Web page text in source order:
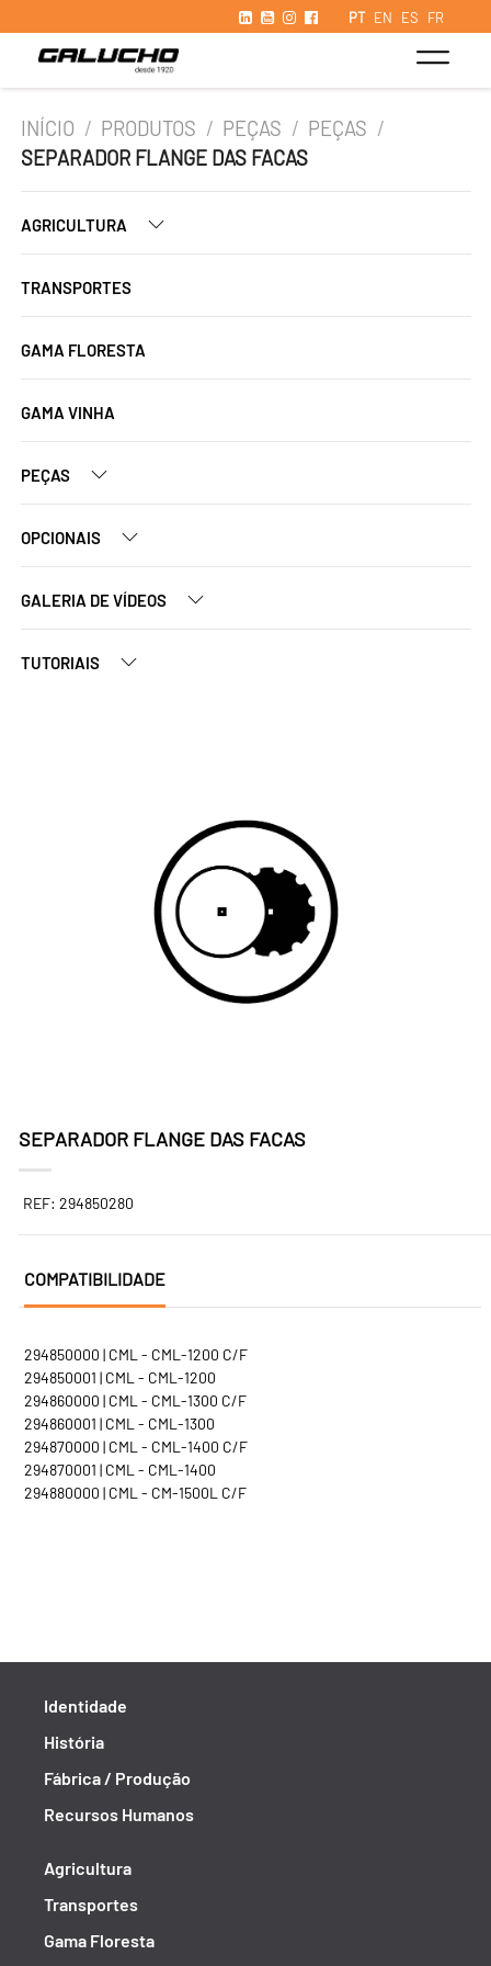
PT EN ES FR
INÍCIO / PRODUTOS / PEÇAS / PEÇAS /
SEPARADOR FLANGE DAS FACAS
AGRICULTURA
TRANSPORTES
GAMA FLORESTA
GAMA VINHA
PEÇAS
OPCIONAIS
GALERIA DE VÍDEOS
TUTORIAIS
SEPARADOR FLANGE DAS FACAS
REF: 294850280
COMPATIBILIDADE
294850000 | CML - CML-1200 C/F
294850001 | CML - CML-1200
294860000 | CML - CML-1300 C/F
294860001 | CML - CML-1300
294870000 | CML - CML-1400 C/F
294870001 | CML - CML-1400
294880000 | CML - CM-1500L C/F
Identidade
História
Fábrica / Produção
Recursos Humanos
Agricultura
Transportes
Gama Floresta